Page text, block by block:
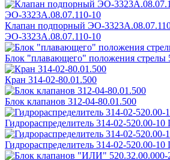
Клапан подпорный ЭО-
ЭО-3323А.08.07.110-10
Блок "плавающего" положения стрелы
Кран 314-02-80.01.500
Блок клапанов 312-04-80.01.500
Гидрораспределитель 314-02-520.00-10
Гидрораспределитель 314-02-520.00-10